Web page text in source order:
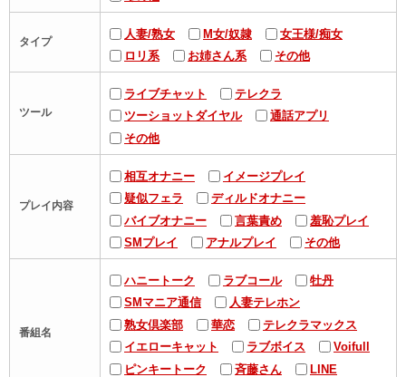
タイプ
人妻/熟女 М女/奴隷
女王様/痴女
ロリ系
お姉さん系 その他
ツール
ライブチャット
テレクラ
ツーショットダイヤル
通話アプリ
その他
プレイ内容
相互オナニー
イメージプレイ
疑似フェラ
ディルドオナニー
バイブオナニー
言葉責め
羞恥プレイ
SMプレイ
アナルプレイ その他
番組名
ハニートーク ラブコール
牡丹
SMマニア通信
人妻テレホン
熟女倶楽部
華恋
テレクラマックス
イエローキャット
ラブボイス
Voifull
ピンキートーク
斉藤さん
LINE